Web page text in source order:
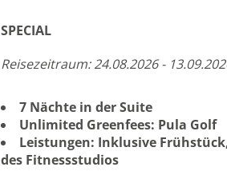
SPECIAL
Reisezeitraum: 24.08.2026 -
7 Nächte in der Suite
Unlimited Greenfees: Pula Golf
Leistungen: Inklusive
des Fitnessstudios